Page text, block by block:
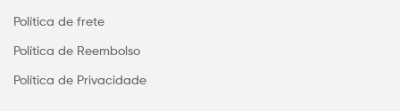
Política de frete
Política de Reembolso
Política de Privacidade